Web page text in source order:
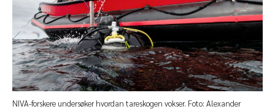
NIVA-forskere undersøker hvordan tareskogen vokser. Foto: Alexander